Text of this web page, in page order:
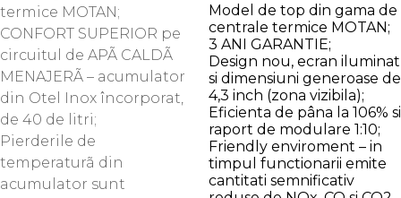
termice MOTAN;
CONFORT SUPERIOR pe
circuitul de APÃ CALDÃ
MENAJERÃ – acumulator
din Otel Inox încorporat,
de 40 de litri;
Pierderile de
temperaturã din
acumulator sunt
Model de top din gama de
centrale termice MOTAN;
3 ANI GARANTIE;
Design nou, ecran iluminat
si dimensiuni generoase de
4,3 inch (zona vizibila);
Eficienta de pâna la 106% si
raport de modulare 1:10;
Friendly enviroment – in
timpul functionarii emite
cantitati semnificativ